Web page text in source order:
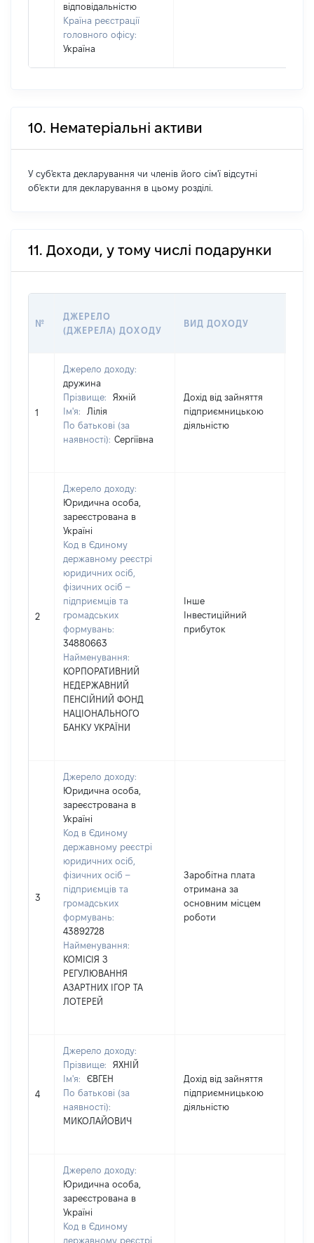
відповідальністю
Країна реєстрації
головного офісу:
Україна
10. Нематеріальні активи
У суб'єкта декларування чи членів його сім'ї відсутні
об'єкти для декларування в цьому розділі.
11. Доходи, у тому числі подарунки
№
ДЖЕРЕЛО
(ДЖЕРЕЛА) ДОХОДУ
ВИД ДОХОДУ
1
Джерело доходу:
дружина
Прізвище:
Яхній
Ім'я:
Лілія
По батькові (за
наявності): Сергіївна
Дохід від зайняття
підприємницькою
діяльністю
2
Джерело доходу:
Юридична особа,
зареєстрована в
Україні
Код в Єдиному
державному реєстрі
юридичних осіб,
фізичних осіб –
підприємців та
громадських
формувань:
34880663
Найменування:
КОРПОРАТИВНИЙ
НЕДЕРЖАВНИЙ
ПЕНСІЙНИЙ ФОНД
НАЦІОНАЛЬНОГО
БАНКУ УКРАЇНИ
Інше
Інвестиційний
прибуток
3
Джерело доходу:
Юридична особа,
зареєстрована в
Україні
Код в Єдиному
державному реєстрі
юридичних осіб,
фізичних осіб –
підприємців та
громадських
формувань:
43892728
Найменування:
КОМІСІЯ З
РЕГУЛЮВАННЯ
АЗАРТНИХ ІГОР ТА
ЛОТЕРЕЙ
Заробітна плата
отримана за
основним місцем
роботи
4
Джерело доходу:
Прізвище:
ЯХНІЙ
Ім'я:
ЄВГЕН
По батькові (за
наявності):
МИКОЛАЙОВИЧ
Дохід від зайняття
підприємницькою
діяльністю
Джерело доходу:
Юридична особа,
зареєстрована в
Україні
Код в Єдиному
державному реєстрі